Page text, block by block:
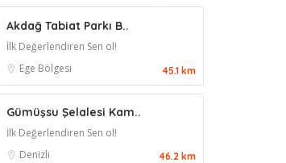
Akdağ Tabiat Parkı B..
İlk Değerlendiren Sen ol!
Ege Bölgesi
45.1 km
Gümüşsu Şelalesi Kam..
İlk Değerlendiren Sen ol!
Denizli
46.2 km